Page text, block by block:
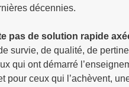
décennies.
pas de solution rapide
survie, de qualité, de
qui ont démarré
pour ceux qui l’achèvent,